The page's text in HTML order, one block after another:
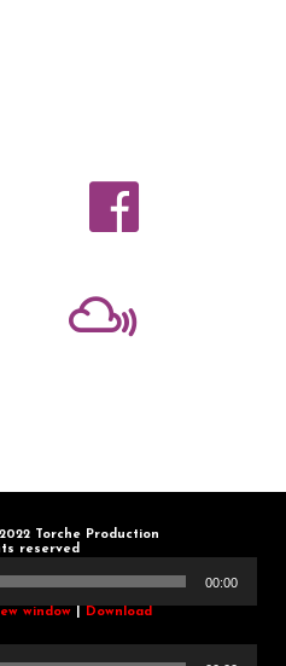
Torche Production
reserved
audio
00:00
window Download